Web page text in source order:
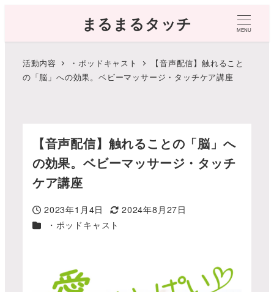
まるまるタッチ MENU
活動内容 ・ポッドキャスト
【音声配信】触れること
の「脳」への効果。ベビーマッサージ・タッチケア講座
【音声配信】触れることの「脳」へ
の効果。ベビーマッサージ・タッチ
ケア講座
投稿日
2023年1月4日
更新日
2024年8月27日
カテゴリー
・ポッドキャスト